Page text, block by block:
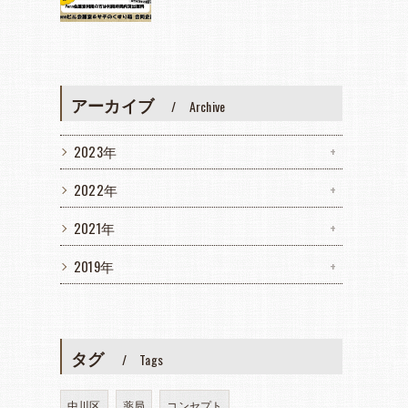
アーカイブ Archive
2023年
2022年
2021年
2019年
タグ Tags
中川区 薬局 コンセプト